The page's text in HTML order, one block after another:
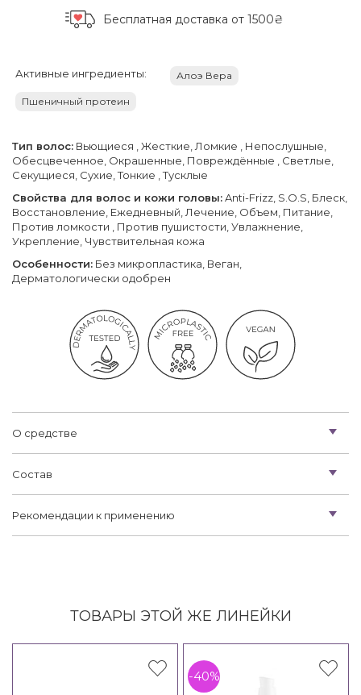
Бесплатная доставка от 1500₴
Активные ингредиенты: Алоэ Вера
Пшеничный протеин
Тип волос: Вьющиеся , Жесткие, Ломкие , Непослушные,
Обесцвеченное, Окрашенные, Повреждённые , Светлые,
Секущиеся, Сухие, Тонкие , Тусклые
Свойства для волос и кожи головы:Anti-Frizz, S.O.S, Блеск,
Восстановление, Ежедневный, Лечение, Объем, Питание,
Против ломкости , Против пушистости, Увлажнение,
Укрепление, Чувствительная кожа
Особенности: Без микропластика, Веган,
Дерматологически одобрен
О средстве
Состав
Рекомендации к применению
ТОВАРЫ ЭТОЙ ЖЕ ЛИНЕЙКИ
-40%